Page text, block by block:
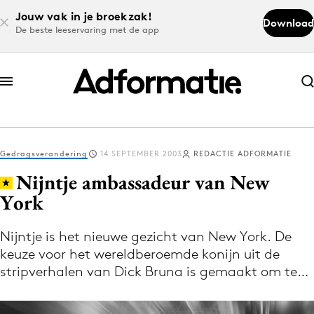
Jouw vak in je broekzak!
De beste leeservaring met de app
Download
Abonneer nu
Abonneer nu
Log in
Volg het laatste nieuws via de Adformatie
Nieuws app
Gedragsverandering 14 SEPTEMBER 2003 REDACTIE ADFORMATIE
Nijntje ambassadeur van New
York
Nijntje is het nieuwe gezicht van New York. De
keuze voor het wereldberoemde konijn uit de
stripverhalen van Dick Bruna is gemaakt om te…